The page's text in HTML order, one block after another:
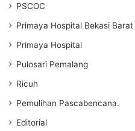
PSCOC
Primaya Hospital Bekasi Barat
Primaya Hospital
Pulosari Pemalang
Ricuh
Pemulihan Pascabencana.
Editorial